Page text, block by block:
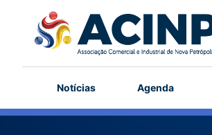
Notícias Agenda